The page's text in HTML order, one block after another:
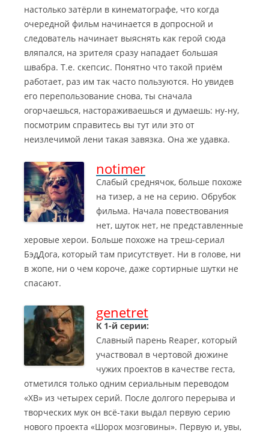
настолько затёрли в кинематографе, что когда
очередной фильм начинается в допросной и
следователь начинает выяснять как герой сюда
вляпался, на зрителя сразу нападает большая
швабра. Т.е. скепсис. Понятно что такой приём
работает, раз им так часто пользуются. Но увидев
его перепользование снова, ты сначала
огорчаешься, настораживаешься и думаешь: ну-ну,
посмотрим справитесь вы тут или это от
неизлечимой лени такая завязка. Она же удавка.
notimer
Слабый среднячок, больше похоже
на тизер, а не на серию. Обрубок
фильма. Начала повествования
нет, шуток нет, не представленные
херовые херои. Больше похоже на треш-сериал
БэдДога, который там присутствует. Ни в голове, ни
в жопе, ни о чем короче, даже сортирные шутки не
спасают.
genetret
К 1-й серии:
Славный парень Reaper, который
участвовал в чертовой дюжине
чужих проектов в качестве геста,
отметился только одним сериальным переводом
«ХВ» из четырех серий. После долгого перерыва и
творческих мук он всё-таки выдал первую серию
нового проекта «Шорох мозговины». Первую и, увы,